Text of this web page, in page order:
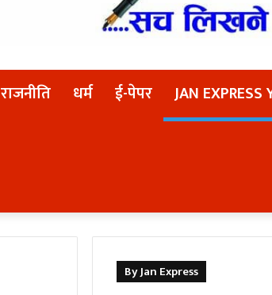
राजनीति धर्म ई-पेपर
JAN EXPRESS
By Jan Express